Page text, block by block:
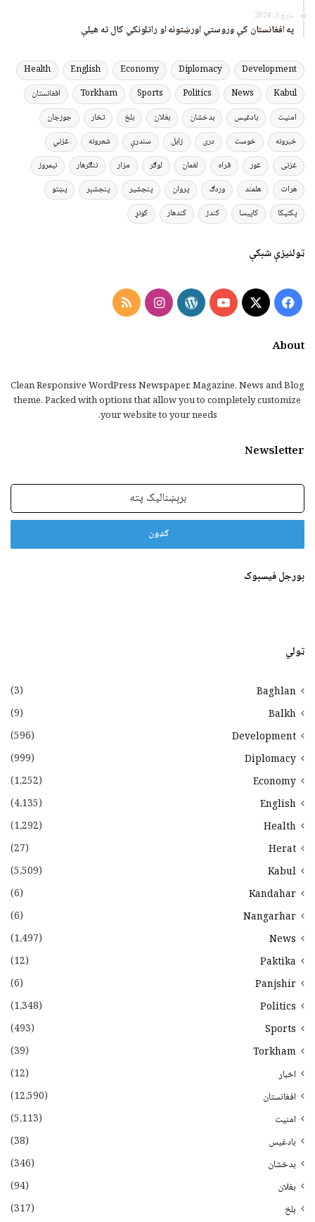
مارچ 3, 2024
په افغانستان کې وروستي اورښتونه او راتلونکي کال ته هیلې
Development
Diplomacy
Economy
English
Health
Kabul
News
Politics
Sports
Torkham
افغانستان
امنیت
بادغیس بدخشان بغلان بلخ تخار
جوزجان
خبرونه
خوست دری زابل سندرې شعرونه
غزني
غزنی
غور فراه لغمان لوګر مزار ننګرهار
نیمروز
هرات
هلمند وردګ پروان پنجشیر پنجشېر
پښتو
پکتیکا
کاپیسا کندز کندهار کونړ
ټولنیزې شبکې
Facebook
X
YouTube
WordPress
Instagram
RSS
About
Clean Responsive WordPress Newspaper, Magazine, News and Blog
theme. Packed with options that allow you to completely customize
your website to your needs.
Newsletter
برېښنالیک
بورجل فیسبوک
ټولي
Baghlan
(3)
Balkh
(9)
Development
(596)
Diplomacy
(999)
Economy
(1،252)
English
(4،135)
Health
(1،292)
Herat
(27)
Kabul
(5،509)
Kandahar
(6)
Nangarhar
(6)
News
(1،497)
Paktika
(12)
Panjshir
(6)
Politics
(1،348)
Sports
(493)
Torkham
(39)
اخبار
(12)
افغانستان
(12،590)
امنیت
(5،113)
بادغیس
(38)
بدخشان
(346)
بغلان
(94)
بلخ
(317)